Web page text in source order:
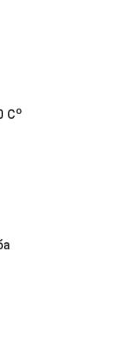
Co